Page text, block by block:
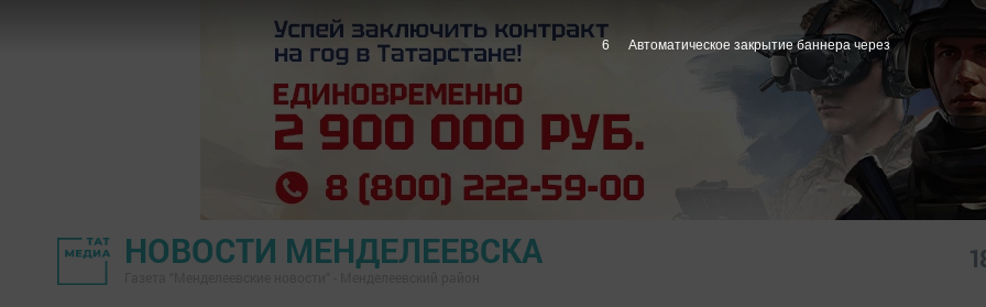
НОВОСТИ МЕНДЕЛЕЕВСКА
5 Автоматическое закрытие баннера через